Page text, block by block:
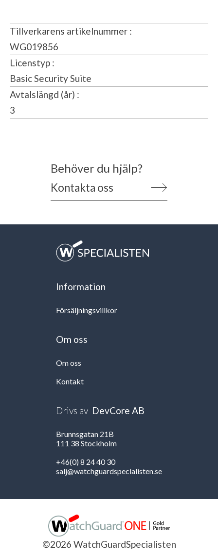
Tillverkarens artikelnummer
WG019856
Licenstyp
Basic Security Suite
Avtalslängd (år)
3
Behöver du hjälp?
Kontakta oss
Information
Försäljningsvillkor
Om oss
Om oss
Kontakt
Drivs av DevCore AB
Brunnsgatan 21B
111 38 Stockholm
+46(0) 8 24 40 30
salj@watchguardspecialisten.se
©2026 WatchGuardSpecialisten